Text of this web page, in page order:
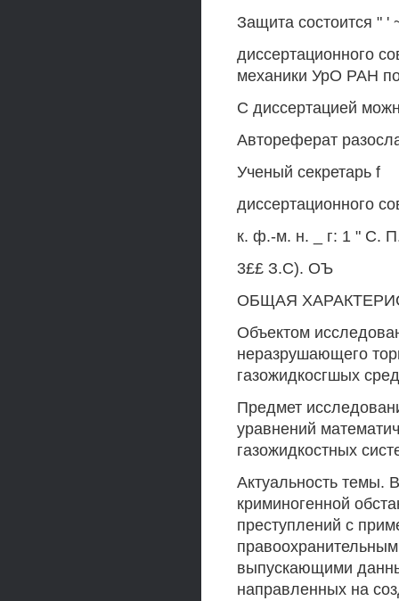
Защита состоится " '
диссертационного
механики УрО РАН
С диссертацией
Автореферат
Ученый секретарь f
диссертационного
к. ф.-м. н. _ г: 1 " С.
3££ З.С). ОЪ
ОБЩАЯ
Объектом
неразрушающего
газожидкосгшых
Предмет
уравнений
газожидкостных
Актуальность темы.
криминогенной
преступлений с
выпускающими
направленных на